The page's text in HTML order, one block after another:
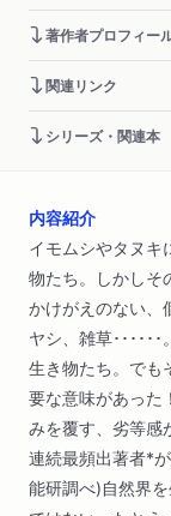
著作者プロフィー
関連リンク
シリーズ・関連本
内容紹介
イモムシやタヌキ
物たち。しかしそ
かけがえのない、
ヤシ、雑草･･････
生き物たち。でも
要な意味があった
みを覆す、劣等感
連続最頻出著者*
能研調べ)自然界